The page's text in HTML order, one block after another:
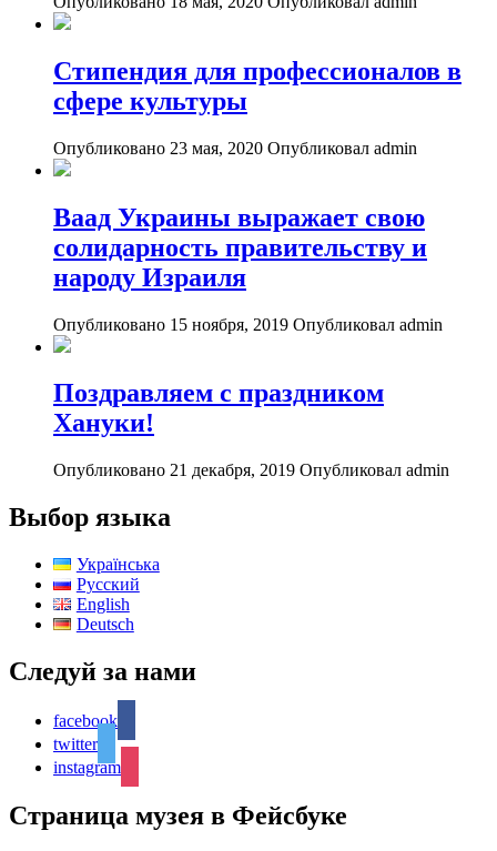
Стипендия для профессионалов в
сфере культуры
Опубликовано 23 мая, 2020 Опубликовал admin
Ваад Украины выражает свою
солидарность правительству и
народу Израиля
Опубликовано 15 ноября, 2019 Опубликовал admin
Поздравляем с праздником
Хануки!
Опубликовано 21 декабря, 2019 Опубликовал admin
Выбор языка
Українська
Русский
English
Deutsch
Следуй за нами
facebook
twitter
instagram
Страница музея в Фейсбуке